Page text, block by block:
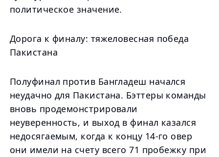
политическое значение.
Дорога к финалу: тяжеловесная победа
Пакистана
Полуфинал против Бангладеш начался
неудачно для Пакистана. Бэттеры команды
вновь продемонстрировали
неуверенность, и выход в финал казался
недосягаемым, когда к концу 14-го овер
они имели на счету всего 71 пробежку при